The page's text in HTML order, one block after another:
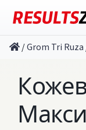
/Grom Tri Ruza